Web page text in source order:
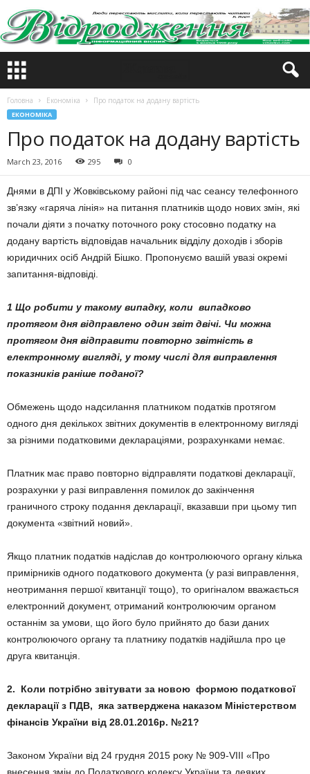
Головна Економіка Про податок на додану вартість
ЕКОНОМІКА
Про податок на додану вартість
March 23, 2016 295 0
Днями в ДПІ у Жовківському районі під час сеансу телефонного
зв’язку «гаряча лінія» на питання платників щодо нових змін, які
почали діяти з початку поточного року стосовно податку на
додану вартість відповідав начальник відділу доходів і зборів
юридичних осіб Андрій Бішко. Пропонуємо вашій увазі окремі
запитання-відповіді.
1 Що робити у такому випадку, коли випадково
протягом дня відправлено один звіт двічі. Чи можна
протягом дня відправити повторно звітність в
електронному вигляді, у тому числі для виправлення
показників раніше поданої?
Обмежень щодо надсилання платником податків протягом
одного дня декількох звітних документів в електронному вигляді
за різними податковими деклараціями, розрахунками немає.
Платник має право повторно відправляти податкові декларації,
розрахунки у разі виправлення помилок до закінчення
граничного строку подання декларації, вказавши при цьому тип
документа «звітний новий».
Якщо платник податків надіслав до контролюючого органу кілька
примірників одного податкового документа (у разі виправлення,
неотримання першої квитанції тощо), то оригіналом вважається
електронний документ, отриманий контролюючим органом
останнім за умови, що його було прийнято до бази даних
контролюючого органу та платнику податків надійшла про це
друга квитанція.
2. Коли потрібно звітувати за новою формою податкової
декларації з ПДВ, яка затверджена наказом Міністерством
фінансів України від 28.01.2016р. №21?
Законом України від 24 грудня 2015 року № 909-VIII «Про